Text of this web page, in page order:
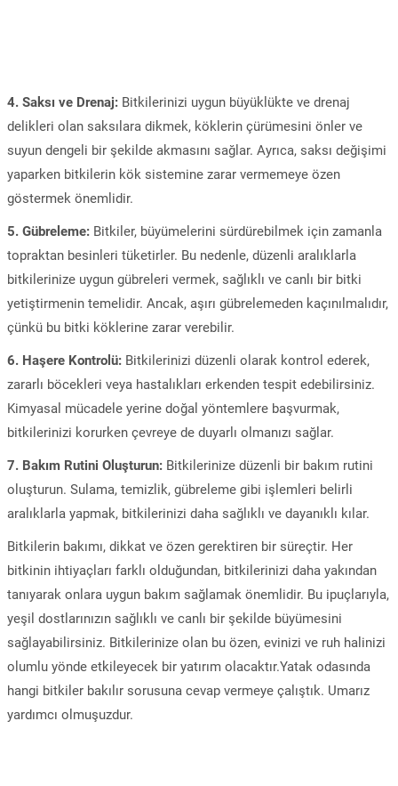
4. Saksı ve Drenaj: Bitkilerinizi uygun büyüklükte ve drenaj
delikleri olan saksılara dikmek, köklerin çürümesini önler ve
suyun dengeli bir şekilde akmasını sağlar. Ayrıca, saksı değişimi
yaparken bitkilerin kök sistemine zarar vermemeye özen
göstermek önemlidir.
5. Gübreleme: Bitkiler, büyümelerini sürdürebilmek için zamanla
topraktan besinleri tüketirler. Bu nedenle, düzenli aralıklarla
bitkilerinize uygun gübreleri vermek, sağlıklı ve canlı bir bitki
yetiştirmenin temelidir. Ancak, aşırı gübrelemeden kaçınılmalıdır,
çünkü bu bitki köklerine zarar verebilir.
6. Haşere Kontrolü: Bitkilerinizi düzenli olarak kontrol ederek,
zararlı böcekleri veya hastalıkları erkenden tespit edebilirsiniz.
Kimyasal mücadele yerine doğal yöntemlere başvurmak,
bitkilerinizi korurken çevreye de duyarlı olmanızı sağlar.
7. Bakım Rutini Oluşturun: Bitkilerinize düzenli bir bakım rutini
oluşturun. Sulama, temizlik, gübreleme gibi işlemleri belirli
aralıklarla yapmak, bitkilerinizi daha sağlıklı ve dayanıklı kılar.
Bitkilerin bakımı, dikkat ve özen gerektiren bir süreçtir. Her
bitkinin ihtiyaçları farklı olduğundan, bitkilerinizi daha yakından
tanıyarak onlara uygun bakım sağlamak önemlidir. Bu ipuçlarıyla,
yeşil dostlarınızın sağlıklı ve canlı bir şekilde büyümesini
sağlayabilirsiniz. Bitkilerinize olan bu özen, evinizi ve ruh halinizi
olumlu yönde etkileyecek bir yatırım olacaktır.Yatak odasında
hangi bitkiler bakılır sorusuna cevap vermeye çalıştık. Umarız
yardımcı olmuşuzdur.